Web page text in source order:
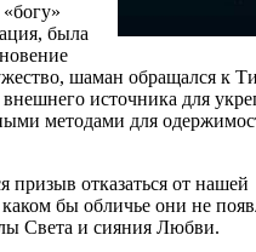
была
шаман обращался к
источника для
методами для
призыв отказаться от нашей
бы обличье они не
Света и сияния Любви.